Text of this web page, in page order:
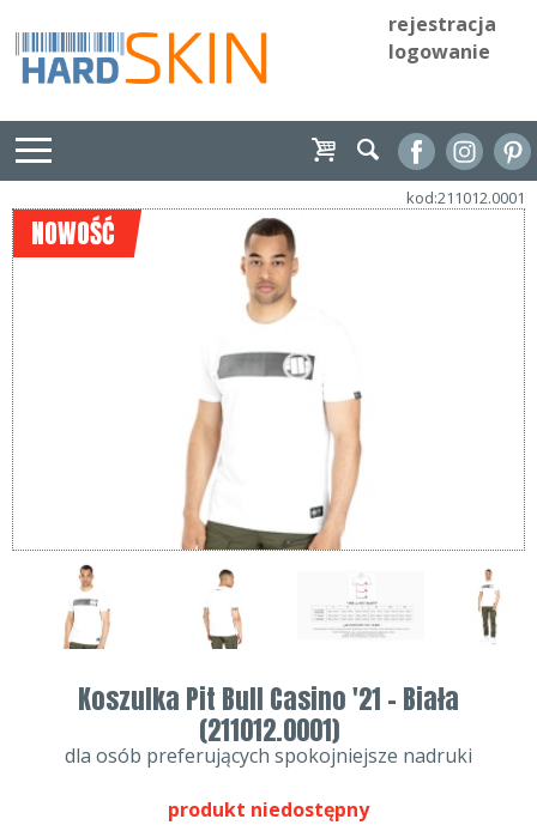
rejestracja
logowanie
kod:211012.0001
NOWOŚĆ
Koszulka Pit Bull Casino '21 - Biała
(211012.0001)
dla osób preferujących spokojniejsze nadruki
produkt niedostępny